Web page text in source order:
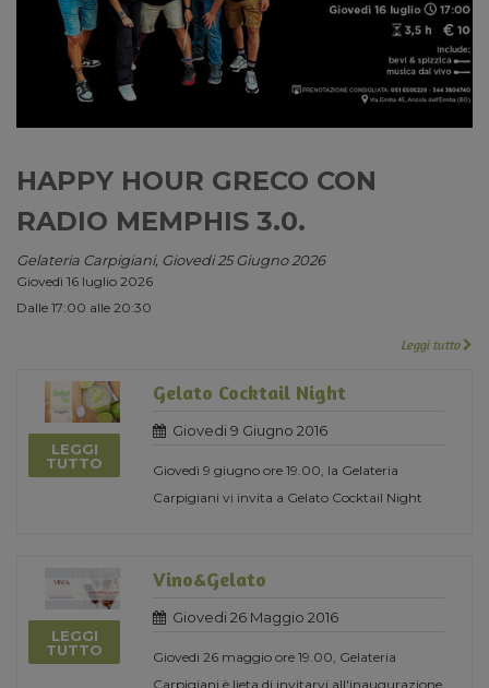
HAPPY HOUR GRECO CON
RADIO MEMPHIS 3.0.
Gelateria Carpigiani, Giovedi 25 Giugno 2026
Giovedì 16 luglio 2026
Dalle 17:00 alle 20:30
Leggi tutto
LEGGI
TUTTO
Gelato Cocktail Night
Giovedi 9 Giugno 2016
Giovedì 9 giugno ore 19.00, la Gelateria
Carpigiani vi invita a Gelato Cocktail Night
LEGGI
TUTTO
Vino&Gelato
Giovedi 26 Maggio 2016
Giovedi 26 maggio ore 19.00, Gelateria
Carpigiani è lieta di invitarvi all'inaugurazione